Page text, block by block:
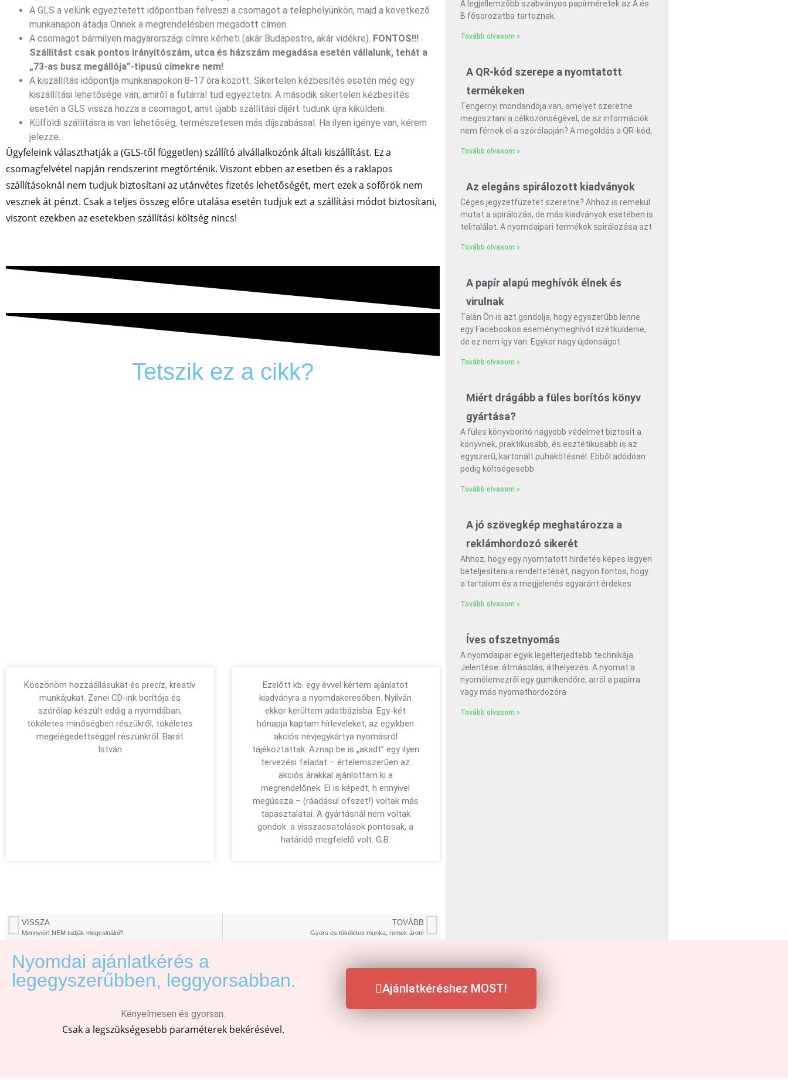
A GLS a velünk egyeztetett időpontban felveszi a csomagot a telephelyünkön, majd a következő
munkanapon átadja Önnek a megrendelésben megadott címen.
A csomagot bármilyen magyarországi címre kérheti (akár Budapestre, akár vidékre). FONTOS!!!
Szállítást csak pontos irányítószám, utca és házszám megadása esetén vállalunk, tehát a
„73-as busz megállója”-tipusú címekre nem!
A kiszállítás időpontja munkanapokon 8-17 óra között. Sikertelen kézbesítés esetén még egy
kiszállítási lehetősége van, amiről a futárral tud egyeztetni. A második sikertelen kézbesítés
esetén a GLS vissza hozza a csomagot, amit újabb szállítási díjért tudunk újra kiküldeni.
Külföldi szállításra is van lehetőség, természetesen más díjszabással. Ha ilyen igénye van, kérem
jelezze.
Ügyfeleink választhatják a (GLS-től független) szállító alvállalkozónk általi kiszállítást. Ez a
csomagfelvétel napján rendszerint megtörténik. Viszont ebben az esetben és a raklapos
szállításoknál nem tudjuk biztosítani az utánvétes fizetés lehetőségét, mert ezek a sofőrök nem
vesznek át pénzt. Csak a teljes összeg előre utalása esetén tudjuk ezt a szállítási módot biztosítani,
viszont ezekben az esetekben szállítási költség nincs!
Tetszik ez a cikk?
Köszönöm hozzáállásukat és precíz, kreatív
munkájukat. Zenei CD-ink borítója és
szórólap készült eddig a nyomdában,
tökéletes minőségben részükről, tökéletes
megelégedettséggel részünkről. Barát
István
Ezelőtt kb. egy évvel kértem ajánlatot
kiadványra a nyomdakeresőben. Nyilván
ekkor kerültem adatbázisba. Egy-két
hónapja kaptam hírleveleket, az egyikben
akciós névjegykártya nyomásról
tájékoztattak. Aznap be is „akadt” egy ilyen
tervezési feladat – értelemszerűen az
akciós árakkal ajánlottam ki a
megrendelőnek. El is képedt, h ennyivel
megússza – (ráadásul ofszet!) voltak más
tapasztalatai. A gyártásnál nem voltak
gondok: a visszacsatolások pontosak, a
határidő megfelelő volt. G.B.
VISSZA
Mennyiért NEM tudják megcsinálni?
TOVÁBB
Gyors és tökéletes munka, remek áron!
A legjellemzőbb szabványos papírméretek az A és
B fősorozatba tartoznak.
Tovább olvasom »
A QR-kód szerepe a nyomtatott
termékeken
Tengernyi mondandója van, amelyet szeretne
megosztani a célközönségével, de az információk
nem férnek el a szórólapján? A megoldás a QR-kód,
Tovább olvasom »
Az elegáns spirálozott kiadványok
Céges jegyzetfüzetet szeretne? Ahhoz is remekül
mutat a spirálozás, de más kiadványok esetében is
telitalálat. A nyomdaipari termékek spirálozása azt
Tovább olvasom »
A papír alapú meghívók élnek és
virulnak
Talán Ön is azt gondolja, hogy egyszerűbb lenne
egy Facebookos eseménymeghívót szétküldenie,
de ez nem így van. Egykor nagy újdonságot
Tovább olvasom »
Miért drágább a füles borítós könyv
gyártása?
A füles könyvborító nagyobb védelmet biztosít a
könyvnek, praktikusabb, és esztétikusabb is az
egyszerű, kartonált puhakötésnél. Ebből adódóan
pedig költségesebb
Tovább olvasom »
A jó szövegkép meghatározza a
reklámhordozó sikerét
Ahhoz, hogy egy nyomtatott hirdetés képes legyen
beteljesíteni a rendeltetését, nagyon fontos, hogy
a tartalom és a megjelenés egyaránt érdekes
Tovább olvasom »
Íves ofszetnyomás
A nyomdaipar egyik legelterjedtebb technikája.
Jelentése: átmásolás, áthelyezés. A nyomat a
nyomólemezről egy gumikendőre, arról a papírra
vagy más nyomathordozóra
Tovább olvasom »
Nyomdai ajánlatkérés a
legegyszerűbben, leggyorsabban.
Kényelmesen és gyorsan.
Csak a legszükségesebb paraméterek bekérésével.
Ajánlatkéréshez MOST!